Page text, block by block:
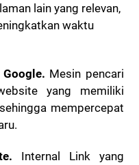
lain yang relevan,
waktu
Mesin pencari
yang memiliki
mempercepat
Internal Link yang